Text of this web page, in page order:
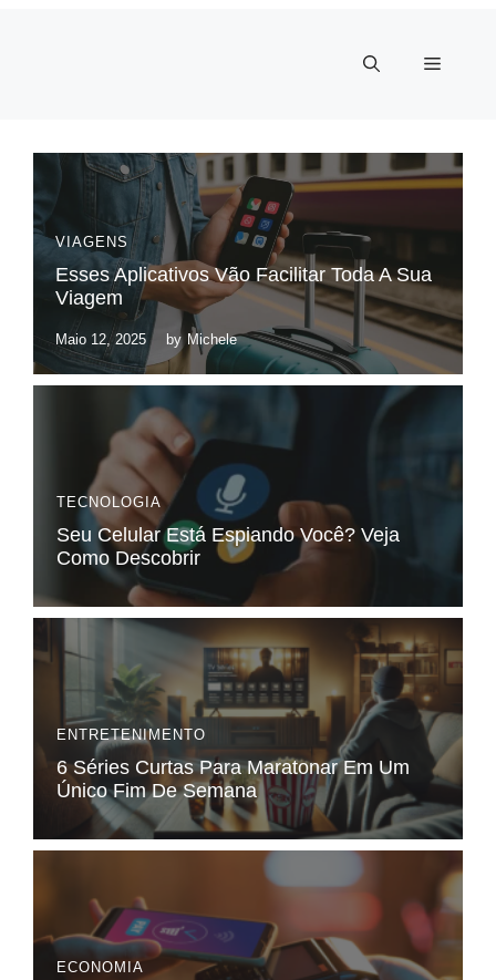
Menu
VIAGENS
Esses Aplicativos Vão Facilitar Toda A Sua
Viagem
Maio 12, 2025 by Michele
TECNOLOGIA
Seu Celular Está Espiando Você? Veja
Como Descobrir
ENTRETENIMENTO
6 Séries Curtas Para Maratonar Em Um
Único Fim De Semana
ECONOMIA